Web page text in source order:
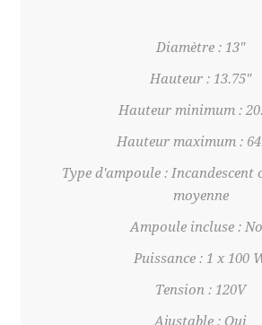
Diamètre : 13"
Hauteur : 13.75"
Hauteur minimum :
Hauteur maximum :
Type d'ampoule : Incandescent
moyenne
Ampoule incluse :
Puissance : 1 x 100
Tension : 120V
Ajustable : Oui